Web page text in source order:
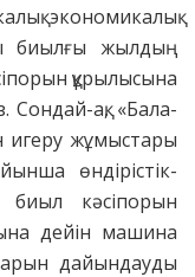
экономикалық
биылғы жылдың
құрылысына
ақ, «Бала-
игеру жұмыстары
өндірістік-
биыл кәсіпорын
дейін машина
дайындауды